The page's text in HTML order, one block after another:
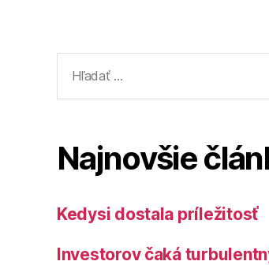
Najnovšie
Kedysi dostala príležitosť
Investorov čaká